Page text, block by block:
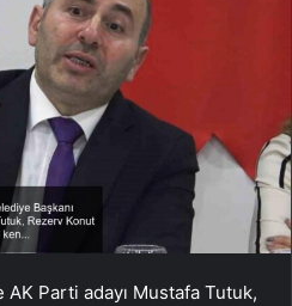
AK Parti adayı Mustafa Tutuk,